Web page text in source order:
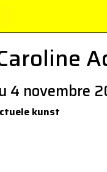
4 novembre
kunst